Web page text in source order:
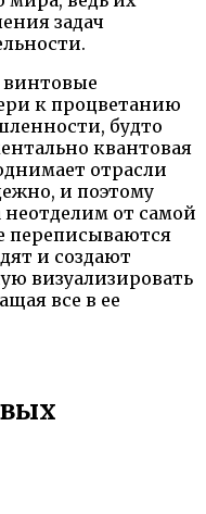
задач
винтовые
к процветанию
будто
квантовая
отрасли
и поэтому
от самой
переписываются
и создают
визуализировать
все в ее